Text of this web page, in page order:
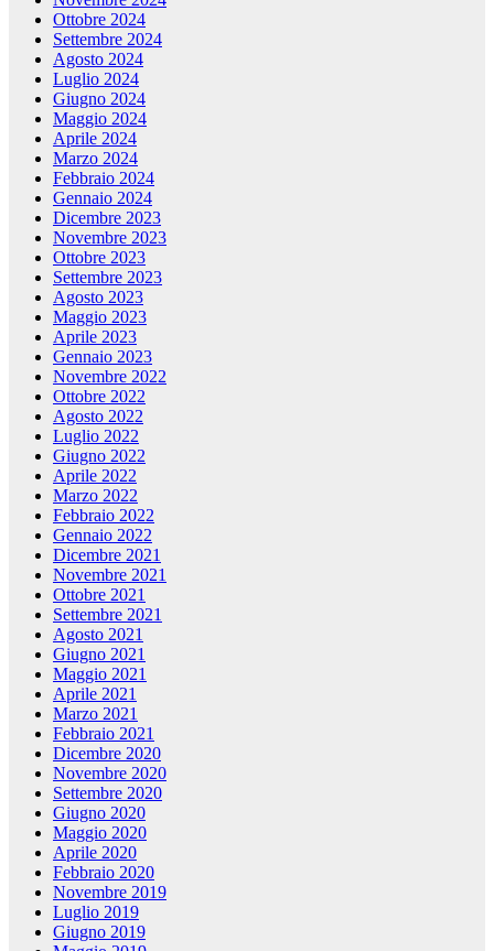
Ottobre 2024
Settembre 2024
Agosto 2024
Luglio 2024
Giugno 2024
Maggio 2024
Aprile 2024
Marzo 2024
Febbraio 2024
Gennaio 2024
Dicembre 2023
Novembre 2023
Ottobre 2023
Settembre 2023
Agosto 2023
Maggio 2023
Aprile 2023
Gennaio 2023
Novembre 2022
Ottobre 2022
Agosto 2022
Luglio 2022
Giugno 2022
Aprile 2022
Marzo 2022
Febbraio 2022
Gennaio 2022
Dicembre 2021
Novembre 2021
Ottobre 2021
Settembre 2021
Agosto 2021
Giugno 2021
Maggio 2021
Aprile 2021
Marzo 2021
Febbraio 2021
Dicembre 2020
Novembre 2020
Settembre 2020
Giugno 2020
Maggio 2020
Aprile 2020
Febbraio 2020
Novembre 2019
Luglio 2019
Giugno 2019